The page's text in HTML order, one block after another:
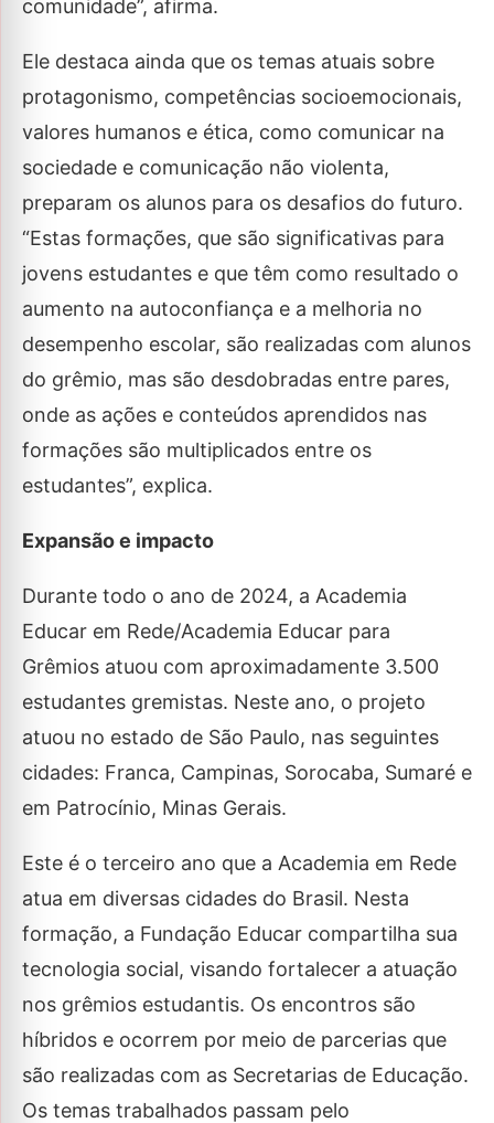
comunidade”, afirma.
Ele destaca ainda que os temas atuais sobre
protagonismo, competências socioemocionais,
valores humanos e ética, como comunicar na
sociedade e comunicação não violenta,
preparam os alunos para os desafios do futuro.
“Estas formações, que são significativas para
jovens estudantes e que têm como resultado o
aumento na autoconfiança e a melhoria no
desempenho escolar, são realizadas com alunos
do grêmio, mas são desdobradas entre pares,
onde as ações e conteúdos aprendidos nas
formações são multiplicados entre os
estudantes”, explica.
Expansão e impacto
Durante todo o ano de 2024, a Academia
Educar em Rede/Academia Educar para
Grêmios atuou com aproximadamente 3.500
estudantes gremistas. Neste ano, o projeto
atuou no estado de São Paulo, nas seguintes
cidades: Franca, Campinas, Sorocaba, Sumaré e
em Patrocínio, Minas Gerais.
Este é o terceiro ano que a Academia em Rede
atua em diversas cidades do Brasil. Nesta
formação, a Fundação Educar compartilha sua
tecnologia social, visando fortalecer a atuação
nos grêmios estudantis. Os encontros são
híbridos e ocorrem por meio de parcerias que
são realizadas com as Secretarias de Educação.
Os temas trabalhados passam pelo